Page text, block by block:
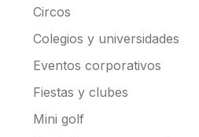
Circos
Colegios y universidades
Eventos corporativos
Fiestas y clubes
Mini golf